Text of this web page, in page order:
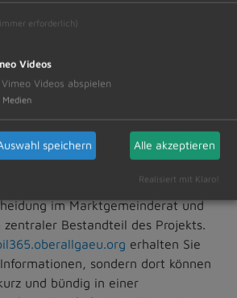
würde dies ein jährlicher
muss über unseren
finanziert werden. Mit diesem
besteht jedoch die Chance,
Gebieten in Österreich, Südtirol
Bürgerinnen und Bürger vor einer
im Marktgemeinderat und
Bestandteil des Projekts.
erhalten Sie
sondern dort können
und bündig in einer
erforderlich)
Videos
Videos abspielen
Medien
speichern Alle akzeptieren
Realisiert mit Klaro!